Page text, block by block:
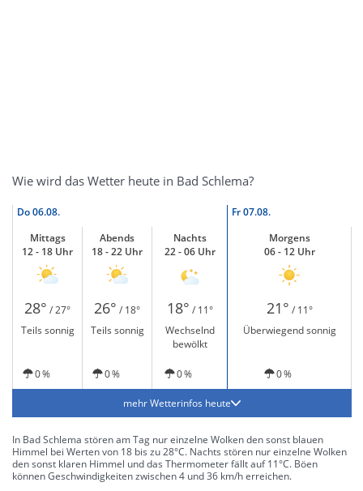
Wie wird das Wetter heute in Bad Schlema?
Do06.08. Fr07.08.
Mittags
12 - 18 Uhr
Abends
18 - 22 Uhr
Nachts
22 - 06 Uhr
Morgens
06 - 12 Uhr
28° / 27° 26° / 18° 18° / 11° 21° / 11°
Teils sonnig
Teils sonnig
Wechselnd
bewölkt
Überwiegend sonnig
0 % 0 % 0 % 0 %
mehr Wetterinfos heute
In Bad Schlema stören am Tag nur einzelne Wolken den sonst blauen
Himmel bei Werten von 18 bis zu 28°C. Nachts stören nur einzelne Wolken
den sonst klaren Himmel und das Thermometer fällt auf 11°C. Böen
können Geschwindigkeiten zwischen 4 und 36 km/h erreichen.